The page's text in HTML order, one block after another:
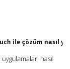
ile çözüm nasıl
nasıl